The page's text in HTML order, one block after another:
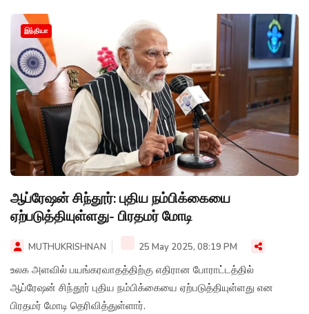
இந்தியா
ஆப்ரேஷன் சிந்தூர்: புதிய நம்பிக்கையை
ஏற்படுத்தியுள்ளது- பிரதமர் மோடி
MUTHUKRISHNAN 25 May 2025, 08:19 PM
உலக அளவில் பயங்கரவாதத்திற்கு எதிரான போராட்டத்தில்
ஆப்ரேஷன் சிந்தூர் புதிய நம்பிக்கையை ஏற்படுத்தியுள்ளது என
பிரதமர் மோடி தெரிவித்துள்ளார்.